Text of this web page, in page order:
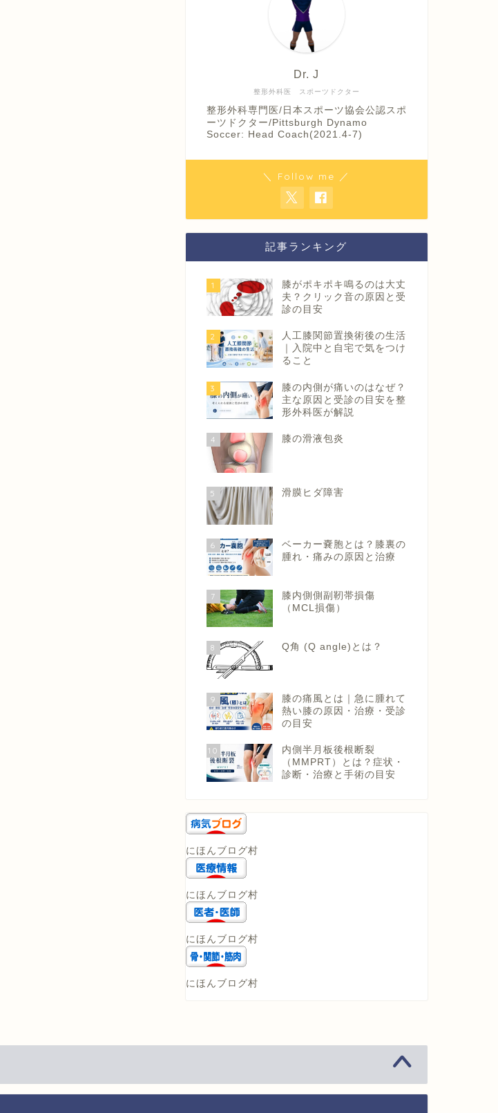
整形外科医 スポーツドクター
Dr. J
整形外科専門医/日本スポーツ協会公認スポ
ーツドクター/Pittsburgh Dynamo
Soccer: Head Coach(2021.4-7)
＼ Follow me ／
記事ランキング
1
膝がポキポキ鳴るのは大丈
夫？クリック音の原因と受
診の目安
2
人工膝関節置換術後の生活
｜入院中と自宅で気をつけ
ること
3
膝の内側が痛いのはなぜ？
主な原因と受診の目安を整
形外科医が解説
4 膝の滑液包炎
5 滑膜ヒダ障害
6
ベーカー嚢胞とは？膝裏の
腫れ・痛みの原因と治療
7
膝内側側副靭帯損傷
（MCL損傷）
8 Q角 (Q angle)とは？
9
膝の痛風とは｜急に腫れて
熱い膝の原因・治療・受診
の目安
10
内側半月板後根断裂
（MMPRT）とは？症状・
診断・治療と手術の目安
にほんブログ村
にほんブログ村
にほんブログ村
にほんブログ村